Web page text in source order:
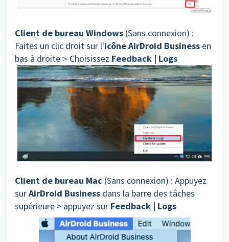
Client de bureau Windows (Sans connexion) :
Faites un clic droit sur l'icône AirDroid Business en
bas à droite＞Choisissez Feedback | Logs
Client de bureau Mac (Sans connexion) : Appuyez
surAirDroid Business dans la barre des tâches
supérieure > appuyez sur Feedback | Logs